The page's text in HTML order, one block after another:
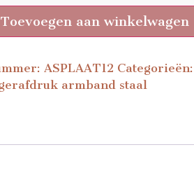
Toevoegen aan winkelwagen
ASPLAAT12
armband staal